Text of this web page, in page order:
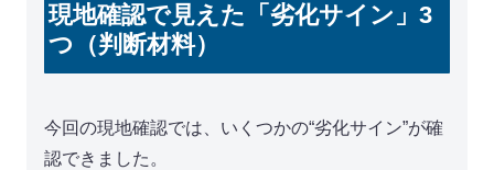
現地確認で見えた「劣化サイン」3
つ（判断材料）
今回の現地確認では、いくつかの“劣化サイン”が確
認できました。